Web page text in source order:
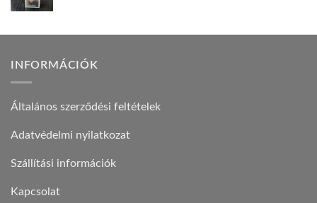
INFORMÁCIÓK
Általános szerződési feltételek
Adatvédelmi nyilatkozat
Szállítási információk
Kapcsolat